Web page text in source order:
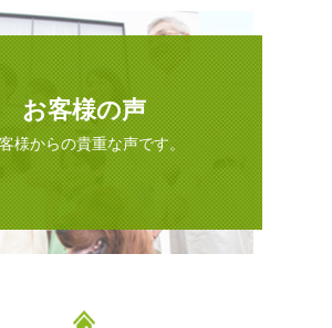
お客様の声
様からの貴重な声です。